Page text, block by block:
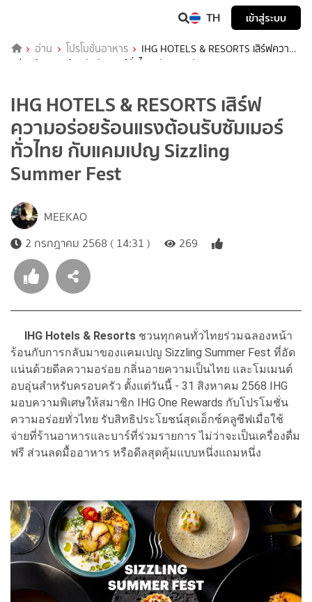
TH เข้าสู่ระบบ
อ่าน โปรโมชั่นอาหาร
IHG HOTELS & RESORTS เสิร์ฟความ
อร่อยร้อนแรงต้อนรับซัมเมอร์ทั่วไทย กับแคมเปญ Sizzling Summer
IHG HOTELS & RESORTS เสิร์ฟ
ความอร่อยร้อนแรงต้อนรับซัมเมอร์
ทั่วไทย กับแคมเปญ Sizzling
Summer Fest
MEEKAO
2 กรกฎาคม 2568 ( 14:31 )
269
IHG Hotels & Resorts ชวนทุกคนทั่วไทยร่วมฉลองหน้า
ร้อนกับการกลับมาของแคมเปญ Sizzling Summer Fest ที่อัด
แน่นด้วยดีลความอร่อย กลิ่นอายความเป็นไทย และโมเมนต์
อบอุ่นสำหรับครอบครัว ตั้งแต่วันนี้ - 31 สิงหาคม 2568 IHG
มอบความพิเศษให้สมาชิก IHG One Rewards กับโปรโมชั่น
ความอร่อยทั่วไทย รับสิทธิประโยชน์สุดเอ็กซ์คลูซีฟเมื่อใช้
จ่ายที่ร้านอาหารและบาร์ที่ร่วมรายการ ไม่ว่าจะเป็นเครื่องดื่ม
ฟรี ส่วนลดมื้ออาหาร หรือดีลสุดคุ้มแบบหนึ่งแถมหนึ่ง